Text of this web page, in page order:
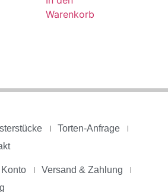
Warenkorb
Torten-Anfrage
Versand & Zahlung